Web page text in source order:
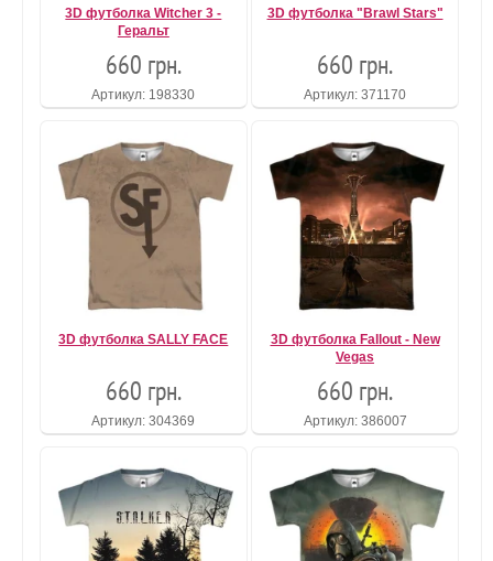
3D футболка Witcher 3 -
Геральт
660 грн.
Артикул: 198330
3D футболка "Brawl Stars"
660 грн.
Артикул: 371170
3D футболка SALLY FACE
660 грн.
Артикул: 304369
3D футболка Fallout - New
Vegas
660 грн.
Артикул: 386007